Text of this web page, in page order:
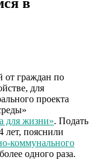
от граждан по
для
проекта
для жизни». Подать
лет, пояснили
коммунального
одного раза.